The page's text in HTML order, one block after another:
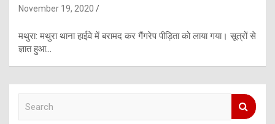
November 19, 2020
मथुरा: मथुरा थाना हाईवे में बरामद कर गैंगरेप पीड़िता को लाया गया। सूत्रों से
ज्ञात हुआ…